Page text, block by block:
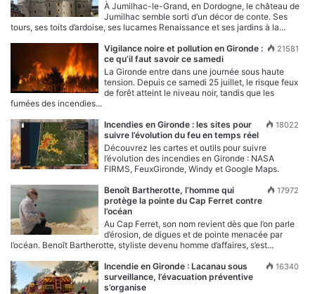
À Jumilhac-le-Grand, en Dordogne, le château de
Jumilhac semble sorti d’un décor de conte. Ses
tours, ses toits d’ardoise, ses lucarnes Renaissance et ses jardins à la...
21581
Vigilance noire et pollution en Gironde :
ce qu’il faut savoir ce samedi
La Gironde entre dans une journée sous haute
tension. Depuis ce samedi 25 juillet, le risque feux
de forêt atteint le niveau noir, tandis que les
fumées des incendies...
18022
Incendies en Gironde : les sites pour
suivre l’évolution du feu en temps réel
Découvrez les cartes et outils pour suivre
l’évolution des incendies en Gironde : NASA
FIRMS, FeuxGironde, Windy et Google Maps.
17972
Benoît Bartherotte, l’homme qui
protège la pointe du Cap Ferret contre
l’océan
Au Cap Ferret, son nom revient dès que l’on parle
d’érosion, de digues et de pointe menacée par
l’océan. Benoît Bartherotte, styliste devenu homme d’affaires, s’est...
16340
Incendie en Gironde : Lacanau sous
surveillance, l’évacuation préventive
s’organise